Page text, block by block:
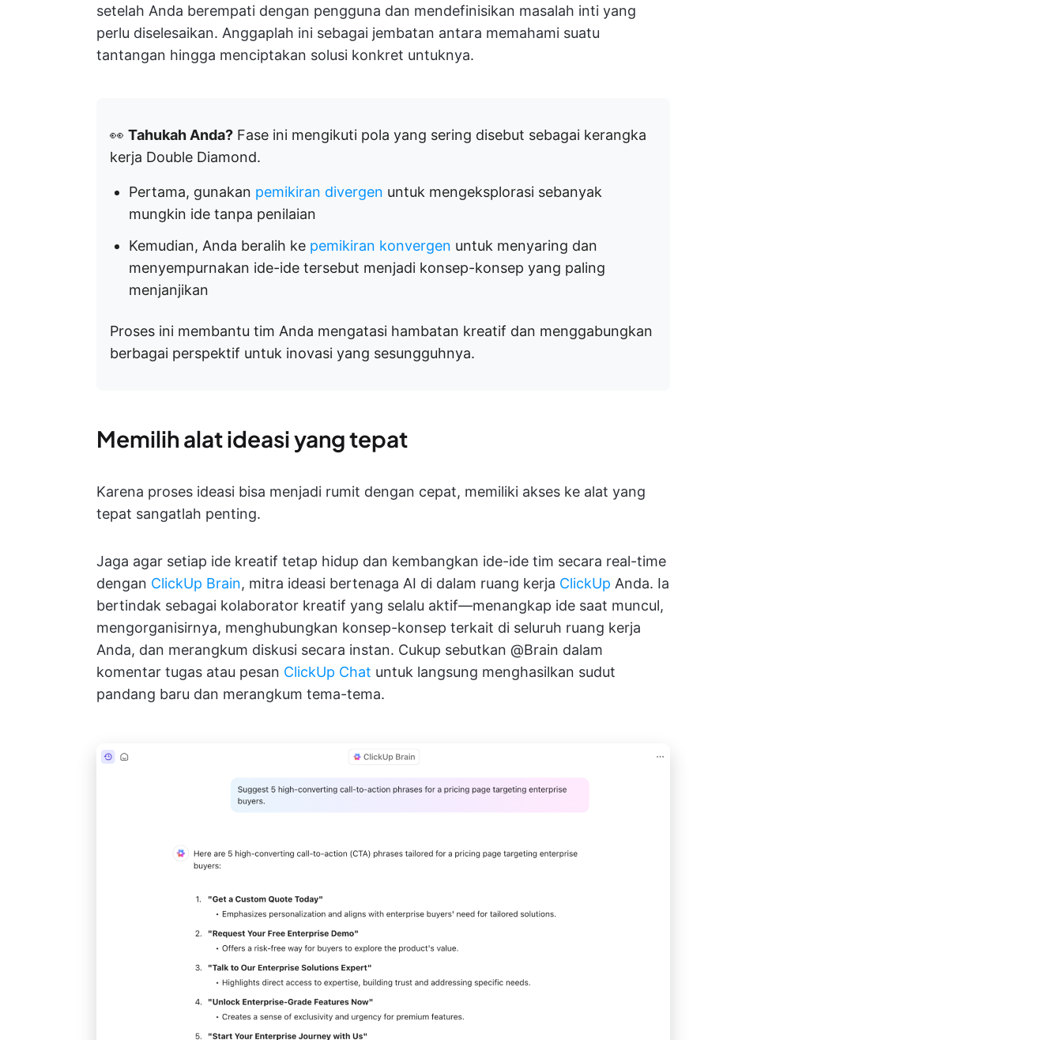
setelah Anda berempati dengan pengguna dan mendefinisikan masalah inti yang
perlu diselesaikan. Anggaplah ini sebagai jembatan antara memahami suatu
tantangan hingga menciptakan solusi konkret untuknya.
👀 Tahukah Anda? Fase ini mengikuti pola yang sering disebut sebagai kerangka
kerja Double Diamond.
Pertama, gunakan pemikiran divergen untuk mengeksplorasi sebanyak
mungkin ide tanpa penilaian
Kemudian, Anda beralih ke pemikiran konvergen untuk menyaring dan
menyempurnakan ide-ide tersebut menjadi konsep-konsep yang paling
menjanjikan
Proses ini membantu tim Anda mengatasi hambatan kreatif dan menggabungkan
berbagai perspektif untuk inovasi yang sesungguhnya.
Memilih alat ideasi yang tepat
Karena proses ideasi bisa menjadi rumit dengan cepat, memiliki akses ke alat yang
tepat sangatlah penting.
Jaga agar setiap ide kreatif tetap hidup dan kembangkan ide-ide tim secara real-time
dengan ClickUp Brain, mitra ideasi bertenaga AI di dalam ruang kerja ClickUp Anda. Ia
bertindak sebagai kolaborator kreatif yang selalu aktif—menangkap ide saat muncul,
mengorganisirnya, menghubungkan konsep-konsep terkait di seluruh ruang kerja
Anda, dan merangkum diskusi secara instan. Cukup sebutkan @Brain dalam
komentar tugas atau pesan ClickUp Chat untuk langsung menghasilkan sudut
pandang baru dan merangkum tema-tema.